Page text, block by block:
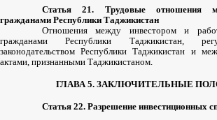
Статья 21. Трудовые отношения
гражданами Республики Таджикистан
Отношения
между инвестором и
гражданами
Республики Таджикистан,
законодательством Республики Таджикистан и
актами признанными Таджикистаном
ГЛАВА5. ЗАКЛЮЧИТЕЛЬНЫЕ
Статья 22. Разрешение инвестиционных